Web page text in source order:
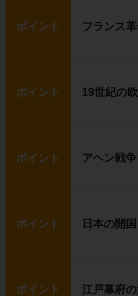
ポイント フランス
ポイント 19世紀の
ポイント アヘン戦
ポイント 日本の開
ポイント 江戸幕府